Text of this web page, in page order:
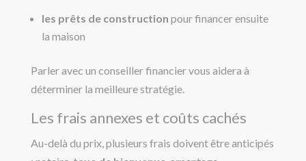
les prêts de construction pour financer ensuite
la maison
Parler avec un conseiller financier vous aidera à
déterminer la meilleure stratégie.
Les frais annexes et coûts cachés
Au-delà du prix, plusieurs frais doivent être anticipés